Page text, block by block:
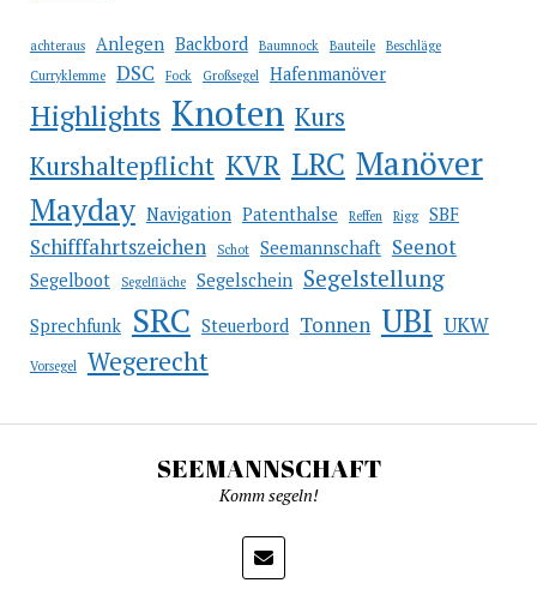
achteraus Anlegen Backbord Baumnock Bauteile
Beschläge
Curryklemme
DSC Fock Großsegel Hafenmanöver
Highlights Knoten Kurs
Kurshaltepflicht KVR LRC Manöver
Mayday Navigation Patenthalse Reffen Rigg SBF
Schifffahrtszeichen Schot Seemannschaft Seenot
Segelboot Segelfläche Segelschein Segelstellung
Sprechfunk SRC Steuerbord Tonnen UBI UKW
Vorsegel Wegerecht
SEEMANNSCHAFT
Komm segeln!